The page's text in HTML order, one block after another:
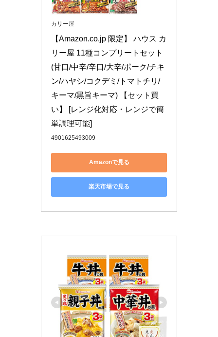
カリー屋
【Amazon.co.jp 限定】 ハウス カ
リー屋 11種コンプリートセット
(甘口/中辛/辛口/大辛/ポーク/チキ
ン/ハヤシ/コクデミ/トマトチリ/
キーマ/黒旨キーマ) 【セット買
い】 [レンジ化対応・レンジで簡
単調理可能]
4901625493009
Amazonで見る
楽天市場で見る